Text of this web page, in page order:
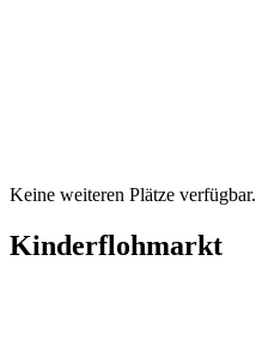
Keine weiteren Plätze verfügbar.
Kinderflohmarkt